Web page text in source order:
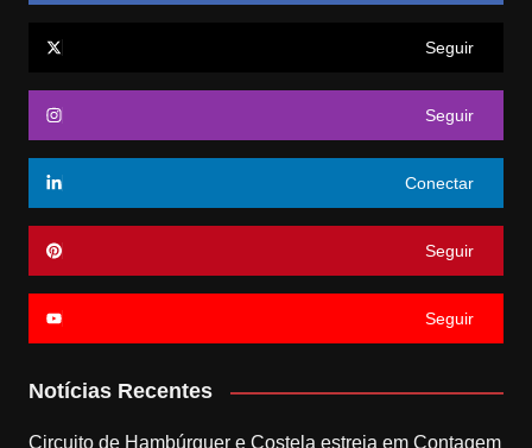
Seguir
Seguir
Conectar
Seguir
Seguir
Notícias Recentes
Circuito de Hambúrguer e Costela estreia em Contagem